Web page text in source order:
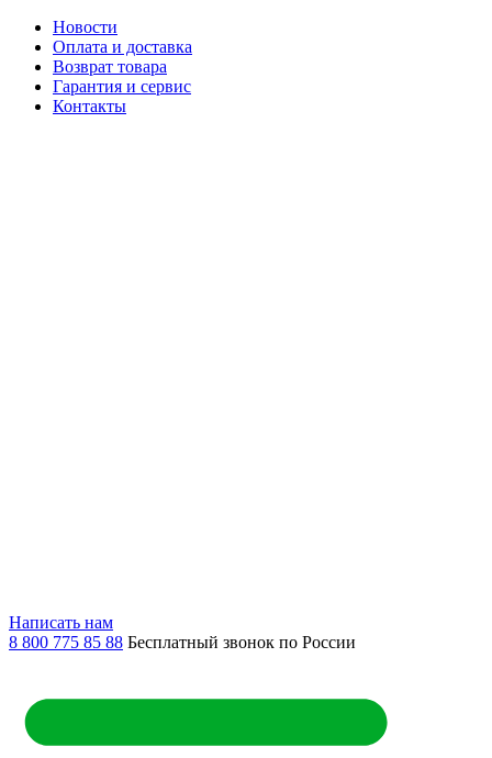
Новости
Оплата и доставка
Возврат товара
Гарантия и сервис
Контакты
Написать нам
8 800 775 85 88 Бесплатный звонок по России